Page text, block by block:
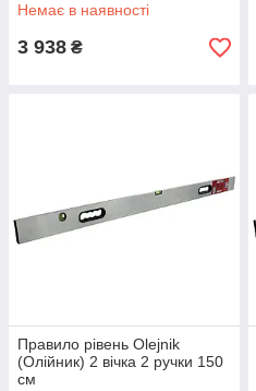
Немає в наявності
3 938 ₴
Правило рівень Olejnik
(Олійник) 2 вічка 2 ручки 150
см